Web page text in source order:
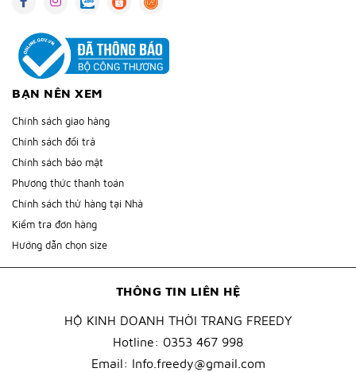
THÔNG TIN LIÊN HỆ
HỘ KINH DOANH THỜI TRANG FREEDY
Hotline: 0353 467 998
Email: Info.freedy@gmail.com
BẠN NÊN XEM
Chính sách giao hàng
Chính sách đổi trả
Chính sách bảo mật
Phương thức thanh toán
Chính sách thử hàng tại Nhà
Kiểm tra đơn hàng
Hướng dẫn chọn size